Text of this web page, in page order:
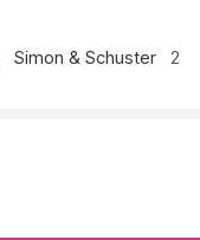
Simon & Schuster 2